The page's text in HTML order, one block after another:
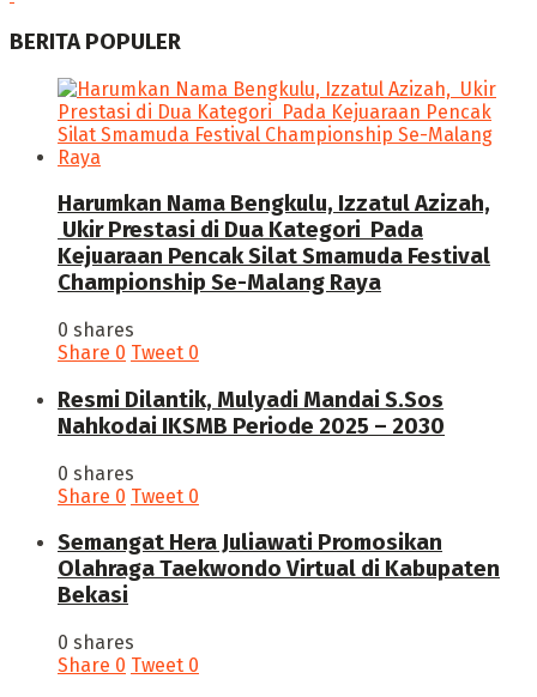
BERITA POPULER
Harumkan Nama Bengkulu, Izzatul Azizah,
Ukir Prestasi di Dua Kategori Pada
Kejuaraan Pencak Silat Smamuda Festival
Championship Se-Malang Raya
0 shares
Share 0 Tweet 0
Resmi Dilantik, Mulyadi Mandai S.Sos
Nahkodai IKSMB Periode 2025 – 2030
0 shares
Share 0 Tweet 0
Semangat Hera Juliawati Promosikan
Olahraga Taekwondo Virtual di Kabupaten
Bekasi
0 shares
Share 0 Tweet 0